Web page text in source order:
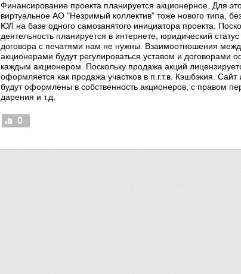
Финансирование проекта планируется акционерное. Для
виртуальное АО "Незримый коллектив" тоже нового типа,
ЮЛ на базе одного самозанятого инициатора проекта.
деятельность планируется в интернете, юридический
договора с печатями нам не нужны. Взаимоотношения
акционерами будут регулироваться уставом и договорами
каждым акционером. Поскольку продажа акций
оформляется как продажа участков в п.г.т.в. Кэшбэкия. Сайт
будут оформлены в собственность акционеров, с правом
дарения и т.д.
0